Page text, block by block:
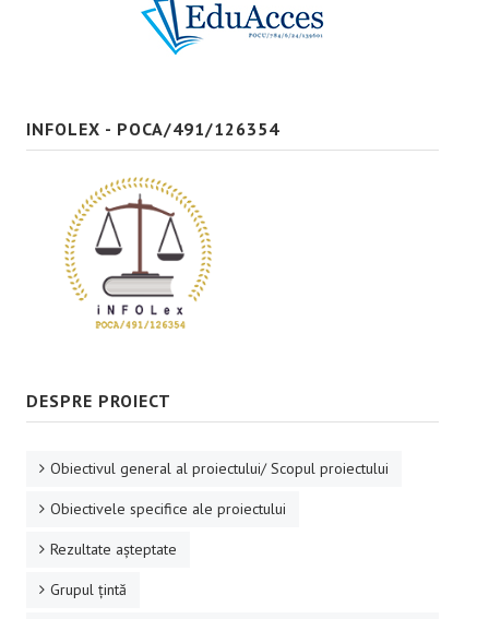
INFOLEX - POCA/491/126354
DESPRE PROIECT
Obiectivul general al proiectului/ Scopul proiectului
Obiectivele specifice ale proiectului
Rezultate aşteptate
Grupul ţintă